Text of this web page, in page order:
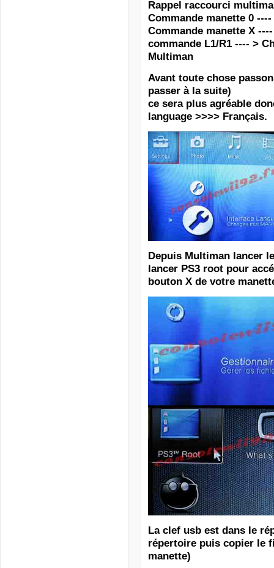
Rappel raccourci
Commande manette 0
Commande manette X
commande L1/R1 ---- >
Multiman
Avant toute chose
passer à la suite)
ce sera plus agréable
language >>>> Français.
Depuis Multiman lancer
lancer PS3 root pour
bouton X de votre
La clef usb est dans le
répertoire puis copier le
manette)